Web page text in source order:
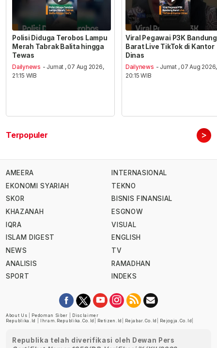
Polisi Diduga Terobos Lampu
Merah Tabrak Balita hingga
Tewas
Dailynews - Jumat , 07 Aug 2026,
21:15 WIB
Viral Pegawai P3K Bandung
Barat Live TikTok di Kantor
Dinas
Dailynews - Jumat , 07 Aug 2026,
20:15 WIB
Terpopuler >
AMEERA
EKONOMI SYARIAH
SKOR
KHAZANAH
IQRA
ISLAM DIGEST
NEWS
ANALISIS
SPORT
INTERNASIONAL
TEKNO
BISNIS FINANSIAL
ESGNOW
VISUAL
ENGLISH
TV
RAMADHAN
INDEKS
About Us Pedoman Siber
Disclaimer
Republika.id
Ihram.republika.co.id Retizen.id Rejabar.co.id Rejogja.co.id
Republika telah diverifikasi oleh Dewan Pers